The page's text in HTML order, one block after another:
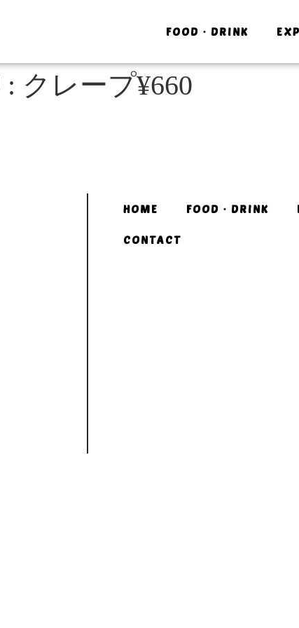
FOOD・DRINK
クレープ¥660
HOME FOOD・DRINK
CONTACT